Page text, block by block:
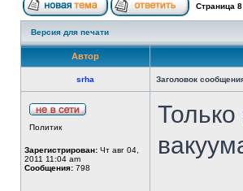
Страница 8
Версия для печати
Автор
srha Заголовок
Политик
Зарегистрирован: Чт авг 04,
2011 11:04 am
Сообщения: 798